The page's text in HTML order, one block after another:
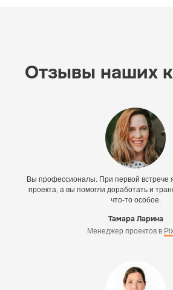
Отзывы наших
Вы профессионалы. При первой встрече
проекта, а вы помогли доработать и
что-то особое.
Тамара Ларина
Менеджер проектов в